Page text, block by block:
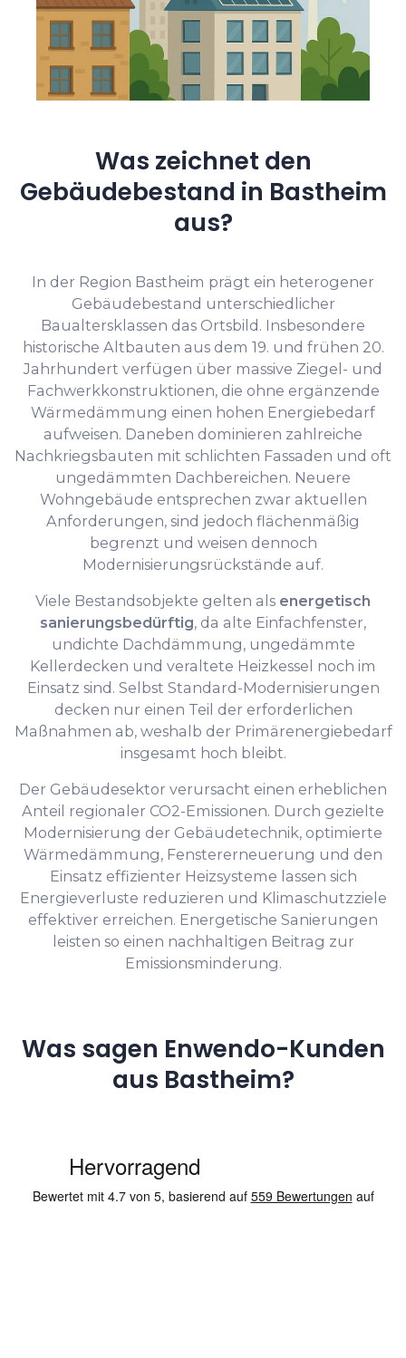
Was zeichnet den
Gebäudebestand in Bastheim
aus?
In der Region Bastheim prägt ein heterogener
Gebäudebestand unterschiedlicher
Baualtersklassen das Ortsbild. Insbesondere
historische Altbauten aus dem 19. und frühen 20.
Jahrhundert verfügen über massive Ziegel- und
Fachwerkkonstruktionen, die ohne ergänzende
Wärmedämmung einen hohen Energiebedarf
aufweisen. Daneben dominieren zahlreiche
Nachkriegsbauten mit schlichten Fassaden und oft
ungedämmten Dachbereichen. Neuere
Wohngebäude entsprechen zwar aktuellen
Anforderungen, sind jedoch flächenmäßig
begrenzt und weisen dennoch
Modernisierungsrückstände auf.
Viele Bestandsobjekte gelten als energetisch
sanierungsbedürftig, da alte Einfachfenster,
undichte Dachdämmung, ungedämmte
Kellerdecken und veraltete Heizkessel noch im
Einsatz sind. Selbst Standard-Modernisierungen
decken nur einen Teil der erforderlichen
Maßnahmen ab, weshalb der Primärenergiebedarf
insgesamt hoch bleibt.
Der Gebäudesektor verursacht einen erheblichen
Anteil regionaler CO2-Emissionen. Durch gezielte
Modernisierung der Gebäudetechnik, optimierte
Wärmedämmung, Fenstererneuerung und den
Einsatz effizienter Heizsysteme lassen sich
Energieverluste reduzieren und Klimaschutzziele
effektiver erreichen. Energetische Sanierungen
leisten so einen nachhaltigen Beitrag zur
Emissionsminderung.
Was sagen Enwendo-Kunden
aus Bastheim?